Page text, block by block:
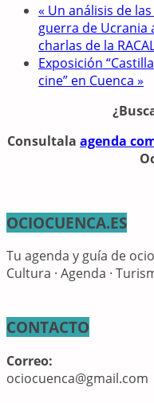
« Un análisis de
guerra de Ucrania
charlas de la
Exposición
cine” en Cuenca »
Consultala agenda
OCIOCUENCA.ES
Tu agenda y guía de
Cultura · Agenda ·
CONTACTO
Correo:
ociocuenca@gmail.com